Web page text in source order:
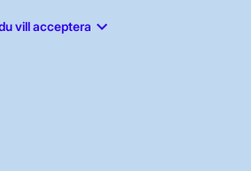
vill acceptera keyboard_arrow_down